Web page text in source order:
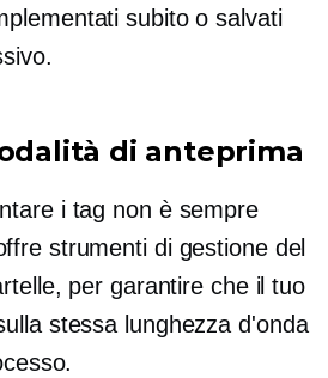
subito o salvati
di anteprima
i tag non è sempre
strumenti di gestione del
per garantire che il tuo
stessa lunghezza d'onda